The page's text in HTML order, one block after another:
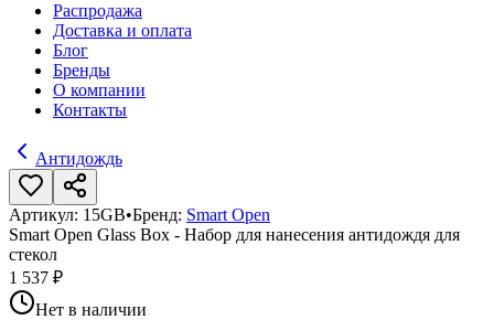
Распродажа
Доставка и оплата
Блог
Бренды
О компании
Контакты
Антидождь
Артикул: 15GB•Бренд: Smart Open
Smart Open Glass Box - Набор для нанесения антидождя для
стекол
1 537 ₽
Нет в наличии